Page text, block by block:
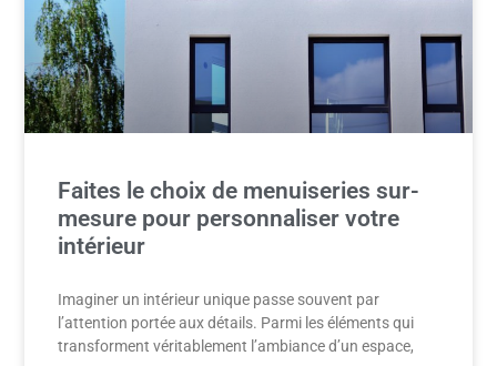
Faites le choix de menuiseries sur-
mesure pour personnaliser votre
intérieur
Imaginer un intérieur unique passe souvent par
l’attention portée aux détails. Parmi les éléments qui
transforment véritablement l’ambiance d’un espace,